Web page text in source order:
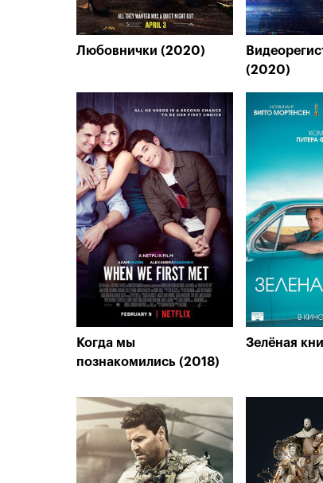
Любовнички (2020)
(2020)
Когда мы
познакомились (2018)
Зелёная